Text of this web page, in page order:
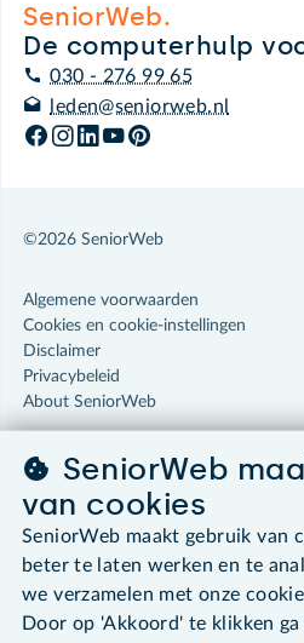
SeniorWeb.
De computerhulp
030 - 276 99 65
leden@seniorweb.nl
©2026 SeniorWeb
Algemene voorwaarden
Cookies en cookie-instellingen
Disclaimer
Privacybeleid
About SeniorWeb
SeniorWeb
van cookies
SeniorWeb maakt gebruik van
beter te laten werken en te
we verzamelen met onze
Door op 'Akkoord' te klikken